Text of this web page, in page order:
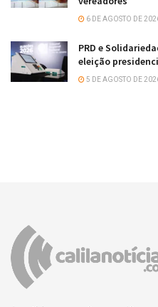
6 DE AGOSTO DE
PRD e
eleição
5 DE AGOSTO DE